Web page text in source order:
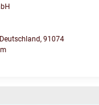
91074